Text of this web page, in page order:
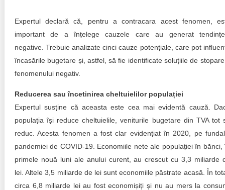
Expertul declară că, pentru a contracara acest fenomen,
important de a înțelege cauzele care au generat
negative. Trebuie analizate cinci cauze potențiale, care pot
încasările bugetare și, astfel, să fie identificate soluțiile de
fenomenului negativ.
Reducerea sau încetinirea cheltuielilor populației
Expertul susține că aceasta este cea mai evidentă cauză.
populația își reduce cheltuielile, veniturile bugetare din TVA tot
reduc. Acesta fenomen a fost clar evidențiat în 2020, pe
pandemiei de COVID-19. Economiile nete ale populației în bănci,
primele nouă luni ale anului curent, au crescut cu 3,3 miliarde
lei. Altele 3,5 miliarde de lei sunt economiile păstrate acasă. În
circa 6,8 miliarde lei au fost economișiți și nu au mers la